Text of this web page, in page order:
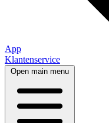
App
Klantenservice
Open main menu